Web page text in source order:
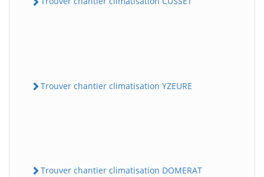
Trouver chantier climatisation YZEURE
Trouver chantier climatisation DOMERAT